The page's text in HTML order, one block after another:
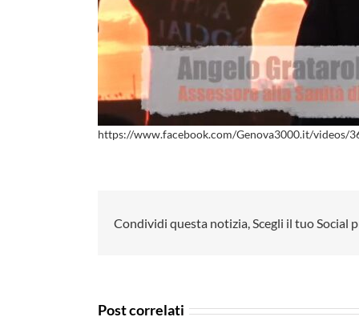
https://www.facebook.com/Genova3000.it/videos/
Condividi questa notizia, Scegli il tuo Social
Post correlati